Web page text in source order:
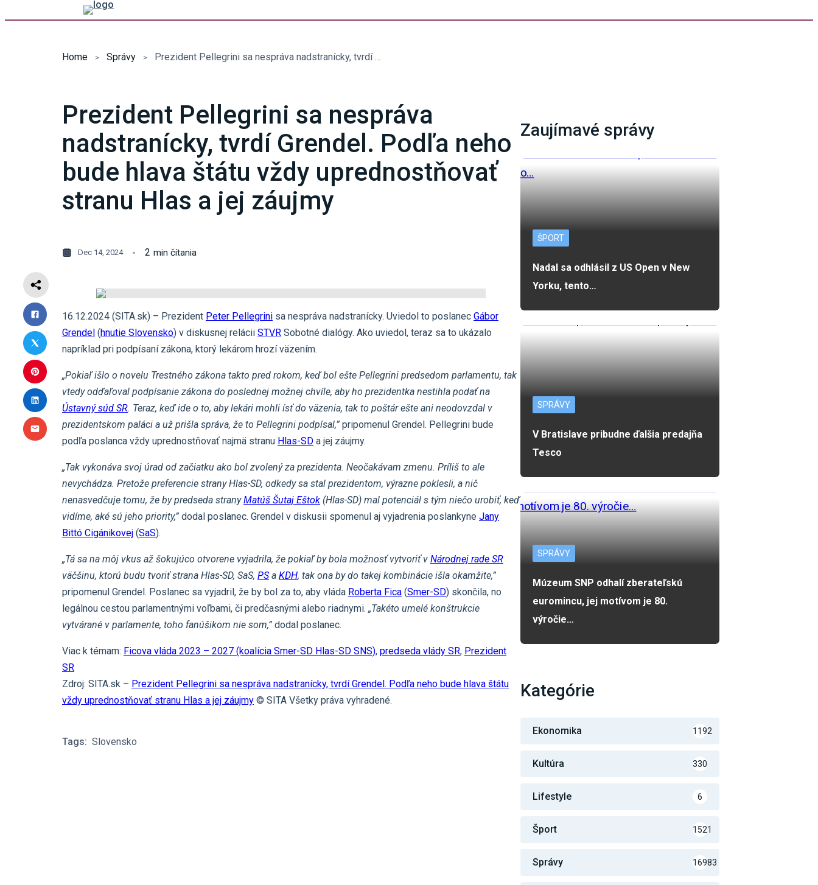
Home Správy Prezident Pellegrini sa nespráva nadstranícky, tvrdí Grendel. Podľa neho bude hlava štátu vždy uprednostňovať stranu Hlas a jej záujmy
Prezident Pellegrini sa nespráva
nadstranícky, tvrdí Grendel. Podľa neho
bude hlava štátu vždy uprednostňovať
stranu Hlas a jej záujmy
Dec 14, 2024 2 min čítania
16.12.2024 (SITA.sk) – Prezident Peter Pellegrini sa nespráva nadstranícky. Uviedol to poslanec Gábor
Grendel (hnutie Slovensko) v diskusnej relácii STVR Sobotné dialógy. Ako uviedol, teraz sa to ukázalo
napríklad pri podpísaní zákona, ktorý lekárom hrozí väzením.
„Pokiaľ išlo o novelu Trestného zákona takto pred rokom, keď bol ešte Pellegrini predsedom parlamentu, tak
vtedy odďaľoval podpísanie zákona do poslednej možnej chvíle, aby ho prezidentka nestihla podať na
Ústavný súd SR. Teraz, keď ide o to, aby lekári mohli ísť do väzenia, tak to poštár ešte ani neodovzdal v
prezidentskom paláci a už prišla správa, že to Pellegrini podpísal,” pripomenul Grendel. Pellegrini bude
podľa poslanca vždy uprednostňovať najmä stranu Hlas-SD a jej záujmy.
„Tak vykonáva svoj úrad od začiatku ako bol zvolený za prezidenta. Neočakávam zmenu. Príliš to ale
nevychádza. Pretože preferencie strany Hlas-SD, odkedy sa stal prezidentom, výrazne poklesli, a nič
nenasvedčuje tomu, že by predseda stranyMatúš Šutaj Eštok (Hlas-SD) mal potenciál s tým niečo urobiť, keď
vidíme, aké sú jeho priority,” dodal poslanec. Grendel v diskusii spomenul aj vyjadrenia poslankyne Jany
Bittó Cigánikovej (SaS).
„Tá sa na môj vkus až šokujúco otvorene vyjadrila, že pokiaľ by bola možnosť vytvoriť v Národnej rade SR
väčšinu, ktorú budu tvoriť strana Hlas-SD, SaS, PSa KDH, tak ona by do takej kombinácie išla okamžite,”
pripomenul Grendel. Poslanec sa vyjadril, že by bol za to, aby vláda Roberta Fica (Smer-SD) skončila, no
legálnou cestou parlamentnými voľbami, či predčasnými alebo riadnymi. „Takéto umelé konštrukcie
vytvárané v parlamente, toho fanúšikom nie som,” dodal poslanec.
Viac k témam: Ficova vláda 2023 – 2027 (koalícia Smer-SD Hlas-SD SNS), predseda vlády SR, Prezident
SR
Zdroj: SITA.sk – Prezident Pellegrini sa nespráva nadstranícky, tvrdí Grendel. Podľa neho bude hlava štátu
vždy uprednostňovať stranu Hlas a jej záujmy © SITA Všetky práva vyhradené.
Tags: Slovensko
Zaujímavé správy
ŠPORT
Nadal sa odhlásil z US Open v New
Yorku, tento…
SPRÁVY
V Bratislave pribudne ďalšia predajňa
Tesco
SPRÁVY
Múzeum SNP odhalí zberateľskú
euromincu, jej motívom je 80.
výročie…
Kategórie
Ekonomika 1192
Kultúra 330
Lifestyle 6
Šport 1521
Správy 16983